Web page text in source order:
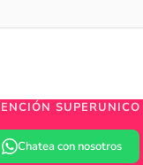
SUPERUNICO
Chatea con nosotros